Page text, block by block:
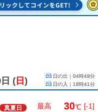
( 日 ) 日の出｜ 04時49分
日の入｜ 18時41分
真夏日 最高 30℃ [-1]